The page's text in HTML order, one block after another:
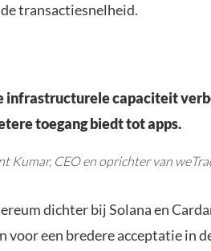
transactiesnelheid.
infrastructurele capaciteit
toegang biedt tot apps.
Kumar, CEO en oprichter van
dichter bij Solana en
voor een bredere acceptatie in